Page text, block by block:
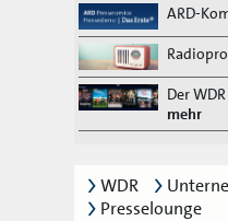
ARD-
Der
mehr
WDR
Presselounge